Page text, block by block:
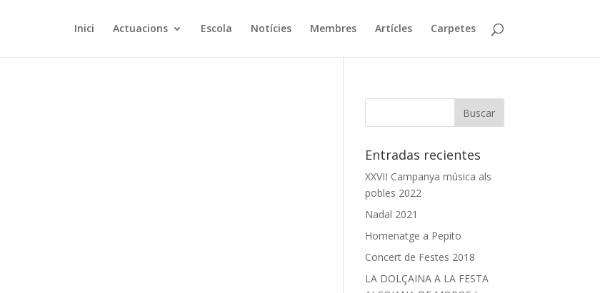
Inici Actuacions Escola Notícies Membres Artícles Carpetes
Entradas recientes
XXVII Campanya música als
pobles 2022
Nadal 2021
Homenatge a Pepito
Concert de Festes 2018
LA DOLÇAINA A LA FESTA